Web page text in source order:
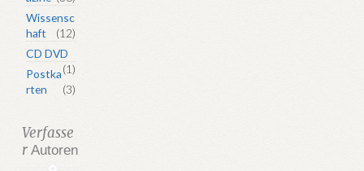
Wissensc
haft
(12)
CD DVD
(1)
Postka
rten
(3)
Verfasse
r Autoren